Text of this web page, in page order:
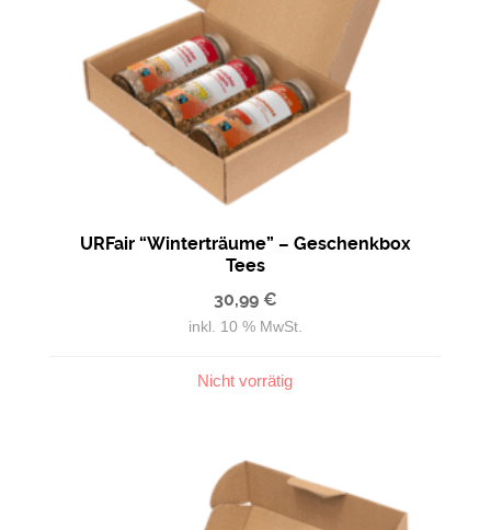
URFair “Winterträume” – Geschenkbox
Tees
30,99 €
inkl. 10 % MwSt.
Nicht vorrätig